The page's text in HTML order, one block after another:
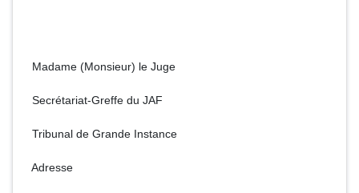
Madame (Monsieur) le Juge
Secrétariat-Greffe du JAF
Tribunal de Grande Instance
Adresse